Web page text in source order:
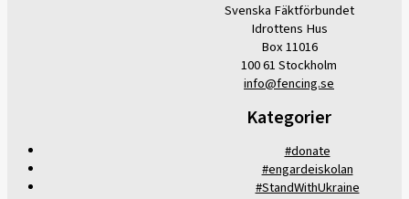
Svenska Fäktförbundet
Idrottens Hus
Box 11016
100 61 Stockholm
info@fencing.se
Kategorier
#donate
#engardeiskolan
#StandWithUkraine